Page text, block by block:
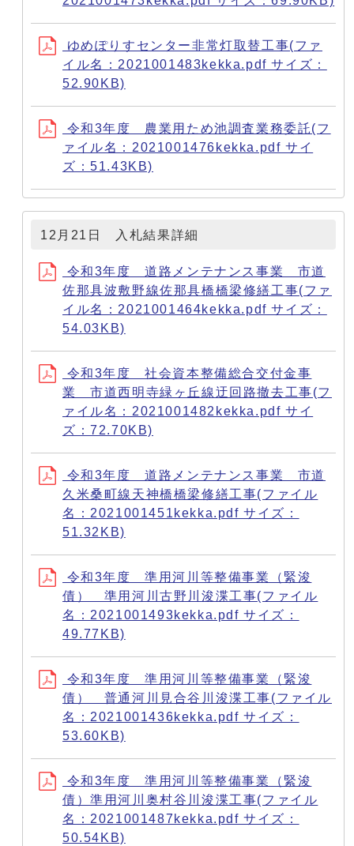
ゆめぽりすセンター非常灯取替工事(ファ
イル名：2021001483kekka.pdf サイズ：
52.90KB)
令和3年度 農業用ため池調査業務委託(フ
ァイル名：2021001476kekka.pdf サイ
ズ：51.43KB)
12月21日 入札結果詳細
令和3年度 道路メンテナンス事業 市道
佐那具波敷野線佐那具橋橋梁修繕工事(ファ
イル名：2021001464kekka.pdf サイズ：
54.03KB)
令和3年度 社会資本整備総合交付金事
業 市道西明寺緑ヶ丘線迂回路撤去工事(フ
ァイル名：2021001482kekka.pdf サイ
ズ：72.70KB)
令和3年度 道路メンテナンス事業 市道
久米桑町線天神橋橋梁修繕工事(ファイル
名：2021001451kekka.pdf サイズ：
51.32KB)
令和3年度 準用河川等整備事業（緊浚
債） 準用河川古野川浚渫工事(ファイル
名：2021001493kekka.pdf サイズ：
49.77KB)
令和3年度 準用河川等整備事業（緊浚
債） 普通河川見合谷川浚渫工事(ファイル
名：2021001436kekka.pdf サイズ：
53.60KB)
令和3年度 準用河川等整備事業（緊浚
債）準用河川奥村谷川浚渫工事(ファイル
名：2021001487kekka.pdf サイズ：
50.54KB)